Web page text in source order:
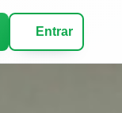
Entrar